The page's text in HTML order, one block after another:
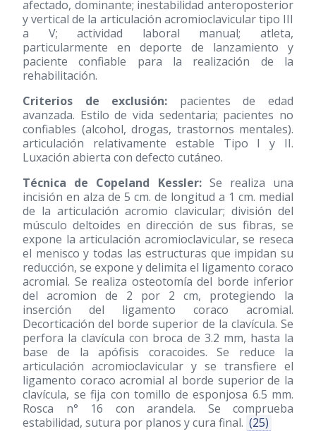
afectado, dominante; inestabilidad anteroposterior
y vertical de la articulación acromioclavicular tipo III
a V; actividad laboral manual; atleta,
particularmente en deporte de lanzamiento y
paciente confiable para la realización de la
rehabilitación.
Criterios de exclusión: pacientes de edad
avanzada. Estilo de vida sedentaria; pacientes no
confiables (alcohol, drogas, trastornos mentales).
articulación relativamente estable Tipo I y II.
Luxación abierta con defecto cutáneo.
Técnica de Copeland Kessler:Se realiza una
incisión en alza de 5 cm. de longitud a 1 cm. medial
de la articulación acromio clavicular; división del
músculo deltoides en dirección de sus fibras, se
expone la articulación acromioclavicular, se reseca
el menisco y todas las estructuras que impidan su
reducción, se expone y delimita el ligamento coraco
acromial. Se realiza osteotomía del borde inferior
del acromion de 2 por 2 cm, protegiendo la
inserción del ligamento coraco acromial.
Decorticación del borde superior de la clavícula. Se
perfora la clavícula con broca de 3.2 mm, hasta la
base de la apófisis coracoides. Se reduce la
articulación acromioclavicular y se transfiere el
ligamento coraco acromial al borde superior de la
clavícula, se fija con tomillo de esponjosa 6.5 mm.
Rosca n° 16 con arandela. Se comprueba
estabilidad, sutura por planos y cura final. (25)